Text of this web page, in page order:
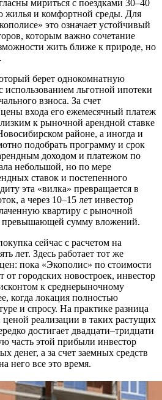
мириться с поездками 30–40
жилья и комфортной среды. Для
это означает устойчивый
которым важно сочетание
жить ближе к природе, но
берет однокомнатную
использованием льготной ипотеки
взноса. За счет
входа его ежемесячный платеж
к рыночной арендной ставке
районе, а иногда и
подобрать программу и срок
доходом и платежом по
небольшой, но по мере
ставок и постепенного
эта «вилка» превращается в
а через 10–15 лет инвестор
квартиру с рыночной
превышающей сумму вложений.
сейчас с расчетом на
лет. Здесь работает тот же
пока «Экополис» по стоимости
от городских новостроек, инвестор
к среднерыночному
когда локация полностью
и спросу. На практике разница
реализации в таких растущих
достигает двадцати–тридцати
часть этой прибыли инвестор
денег, а за счет заемных средств
него все это время.